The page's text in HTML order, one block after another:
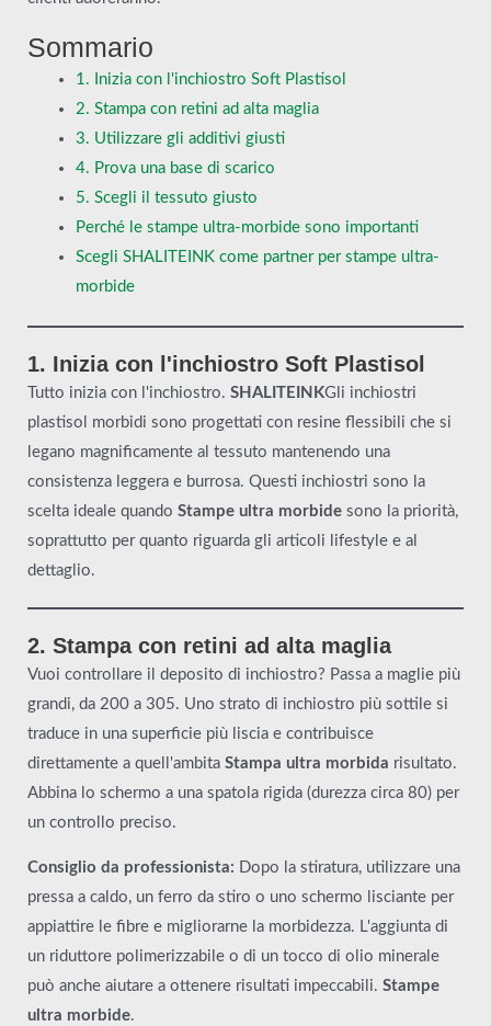
Sommario
1. Inizia con l'inchiostro Soft Plastisol
2. Stampa con retini ad alta maglia
3. Utilizzare gli additivi giusti
4. Prova una base di scarico
5. Scegli il tessuto giusto
Perché le stampe ultra-morbide sono importanti
Scegli SHALITEINK come partner per stampe ultra-
morbide
1. Inizia con l'inchiostro Soft Plastisol
Tutto inizia con l'inchiostro. SHALITEINKGli inchiostri
plastisol morbidi sono progettati con resine flessibili che si
legano magnificamente al tessuto mantenendo una
consistenza leggera e burrosa. Questi inchiostri sono la
scelta ideale quando Stampe ultra morbide sono la priorità,
soprattutto per quanto riguarda gli articoli lifestyle e al
dettaglio.
2. Stampa con retini ad alta maglia
Vuoi controllare il deposito di inchiostro? Passa a maglie più
grandi, da 200 a 305. Uno strato di inchiostro più sottile si
traduce in una superficie più liscia e contribuisce
direttamente a quell'ambita Stampa ultra morbida risultato.
Abbina lo schermo a una spatola rigida (durezza circa 80) per
un controllo preciso.
Consiglio da professionista: Dopo la stiratura, utilizzare una
pressa a caldo, un ferro da stiro o uno schermo lisciante per
appiattire le fibre e migliorarne la morbidezza. L'aggiunta di
un riduttore polimerizzabile o di un tocco di olio minerale
può anche aiutare a ottenere risultati impeccabili. Stampe
ultra morbide.